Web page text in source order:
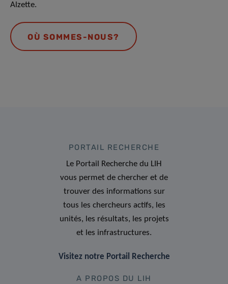
Alzette.
OÙ SOMMES-NOUS?
PORTAIL RECHERCHE
Le Portail Recherche du LIH
vous permet de chercher et de
trouver des informations sur
tous les chercheurs actifs, les
unités, les résultats, les projets
et les infrastructures.
Visitez notre Portail Recherche
A PROPOS DU LIH